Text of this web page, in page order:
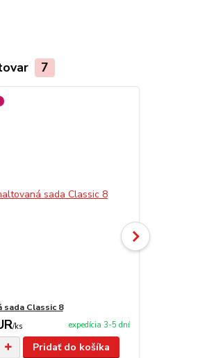
7
sada Classic 8
/ks expedícia 3-5 dní
Pridať do košíka